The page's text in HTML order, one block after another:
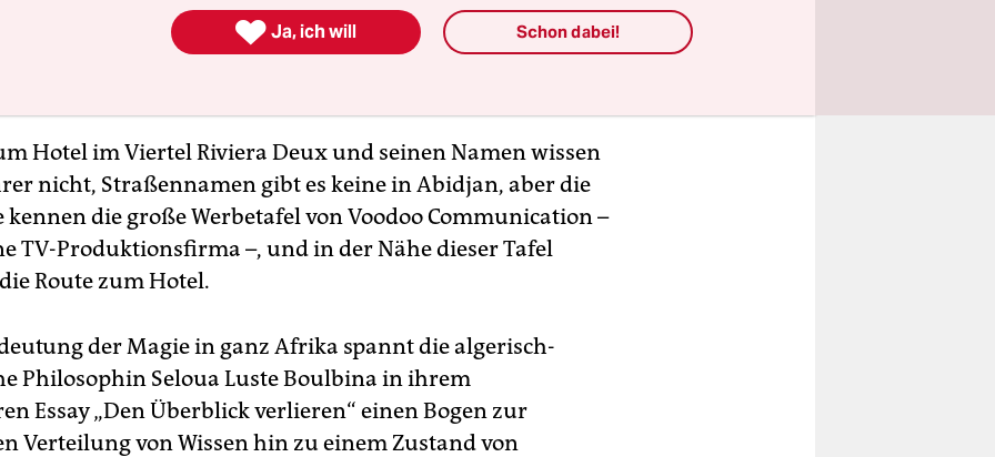
Hotel im Viertel Riviera Deux und seinen Namen wissen
nicht, Straßennamen gibt es keine in Abidjan, aber die
die große Werbetafel von Voodoo Communication –
TV-Produktionsfirma –, und in der Nähe dieser Tafel
Route zum Hotel.
der Magie in ganz Afrika spannt die algerisch-
Philosophin Seloua Luste Boulbina in ihrem
Essay „Den Überblick verlieren“ einen Bogen zur
Verteilung von Wissen hin zu einem Zustand von
 Ja, ich will Schon dabei!